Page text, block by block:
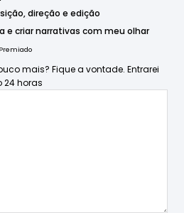
direção e edição
e criar narrativas com meu olhar
mais? Fique a vontade. Entrarei
24 horas